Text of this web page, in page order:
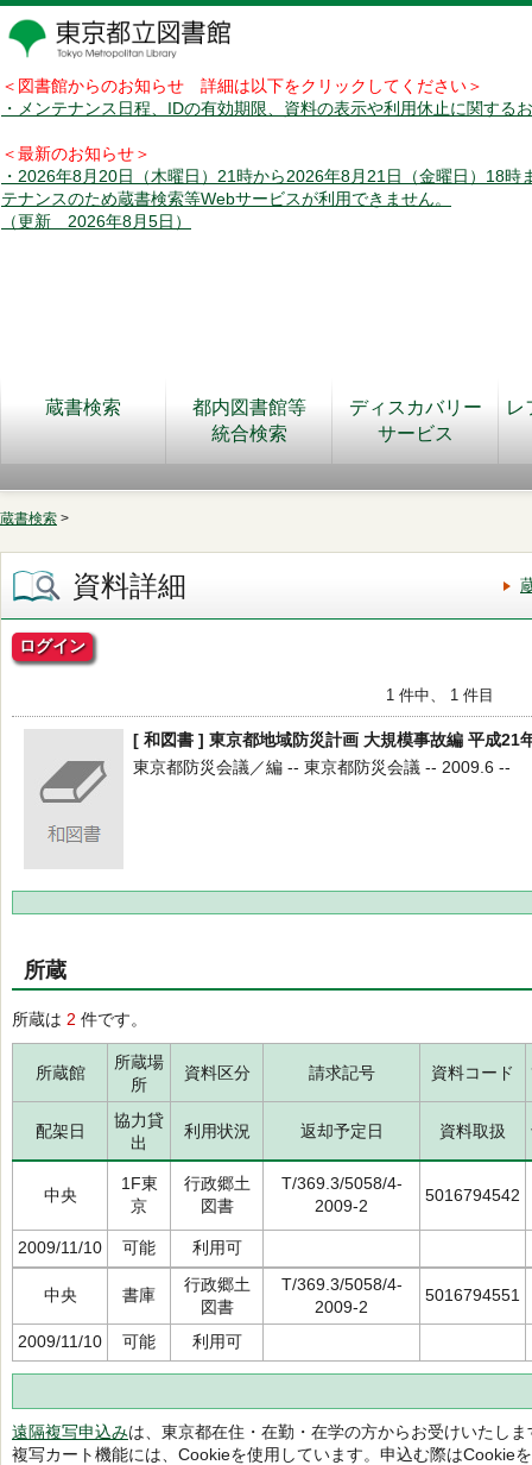
＜図書館からのお知らせ 詳細は以下をクリックしてください＞
・メンテナンス日程、IDの有効期限、資料の表示や利用休止に関する
＜最新のお知らせ＞
・2026年8月20日（木曜日）21時から2026年8月21日（金曜日）18時
テナンスのため蔵書検索等Webサービスが利用できません。
（更新 2026年8月5日）
蔵書検索
都内図書館等
統合検索
ディスカバリー
サービス
レ
蔵書検索 >
資料詳細
ログイン
1 件中、 1 件目
[ 和図書 ] 東京都地域防災計画 大規模事故編 平成21
東京都防災会議／編 -- 東京都防災会議 -- 2009.6 --
所蔵
所蔵は 2 件です。
所蔵館
所蔵場
所
資料区分 請求記号 資料コード
配架日
協力貸
出
利用状況 返却予定日 資料取扱
中央
1F東
京
行政郷土
図書
T/369.3/5058/4-
2009-2
5016794542
2009/11/10 可能 利用可
中央 書庫
行政郷土
図書
T/369.3/5058/4-
2009-2
5016794551
2009/11/10 可能 利用可
遠隔複写申込みは、東京都在住・在勤・在学の方からお受けいたしま
複写カート機能には、Cookieを使用しています。申込む際はCookie